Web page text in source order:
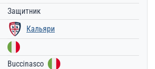
Защитник
Кальяри
Buccinasco